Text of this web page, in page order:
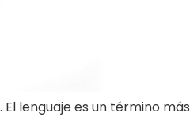
lenguaje es un término más